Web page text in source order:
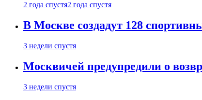
2 года спустя2 года спустя
В Москве создадут 128
3 недели спустя
Москвичей предупредили о
3 недели спустя